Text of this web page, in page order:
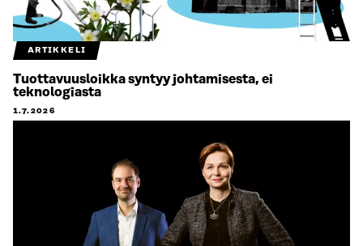
ARTIKKELI
Tuottavuusloikka syntyy johtamisesta, ei
teknologiasta
1.7.2026